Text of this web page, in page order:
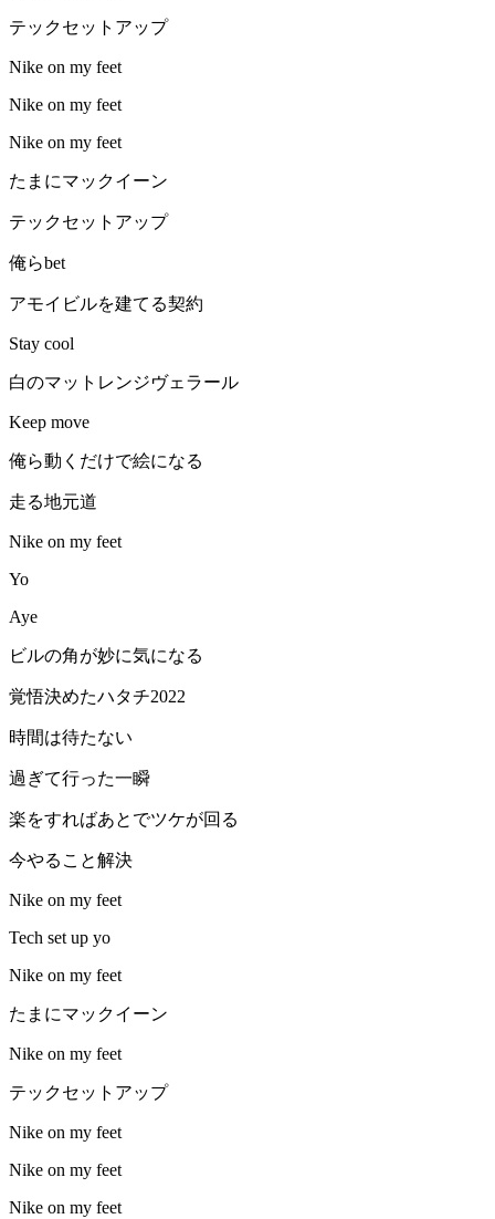
テックセットアップ
Nike on my feet
Nike on my feet
Nike on my feet
たまにマックイーン
テックセットアップ
俺らbet
アモイビルを建てる契約
Stay cool
白のマットレンジヴェラール
Keep move
俺ら動くだけで絵になる
走る地元道
Nike on my feet
Yo
Aye
ビルの角が妙に気になる
覚悟決めたハタチ2022
時間は待たない
過ぎて行った一瞬
楽をすればあとでツケが回る
今やること解決
Nike on my feet
Tech set up yo
Nike on my feet
たまにマックイーン
Nike on my feet
テックセットアップ
Nike on my feet
Nike on my feet
Nike on my feet